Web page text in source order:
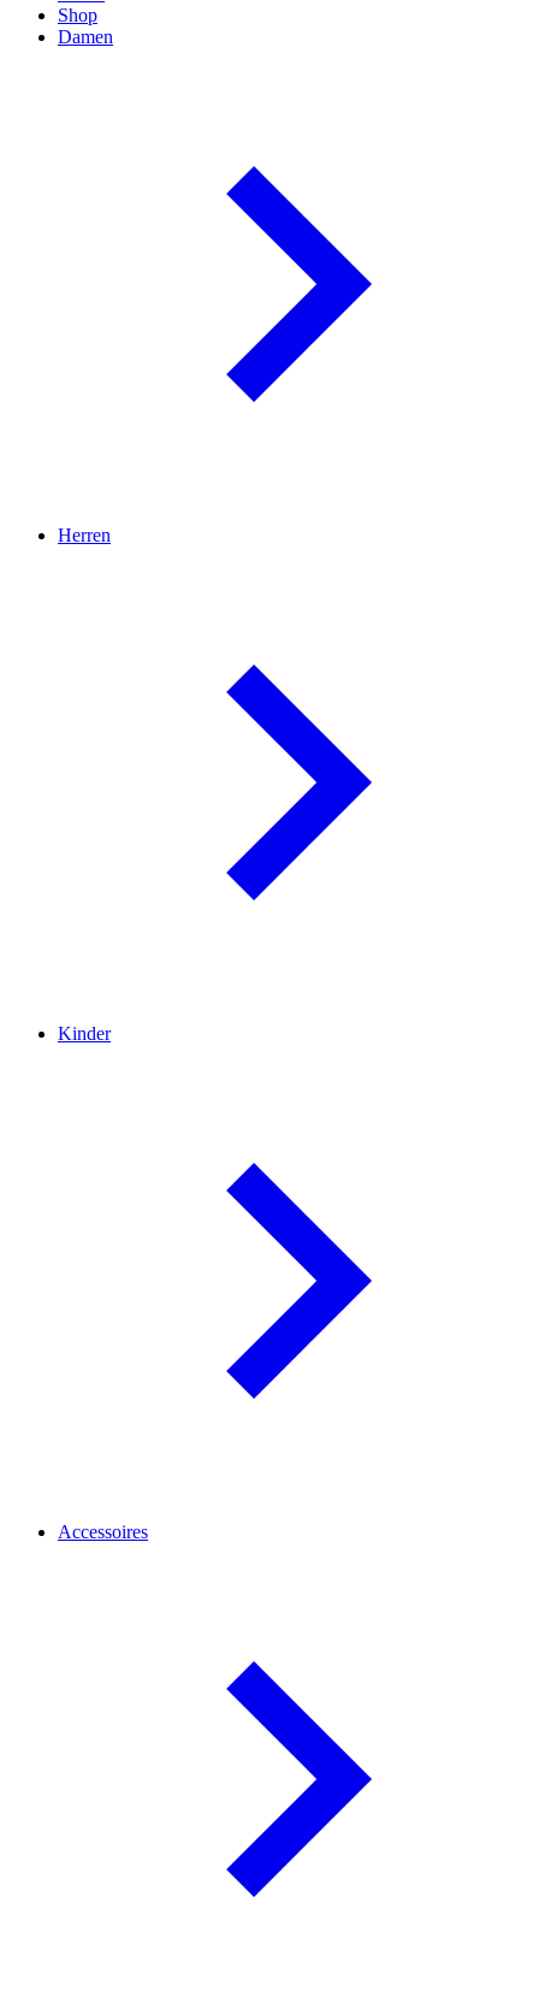
Shop
Damen
Herren
Kinder
Accessoires